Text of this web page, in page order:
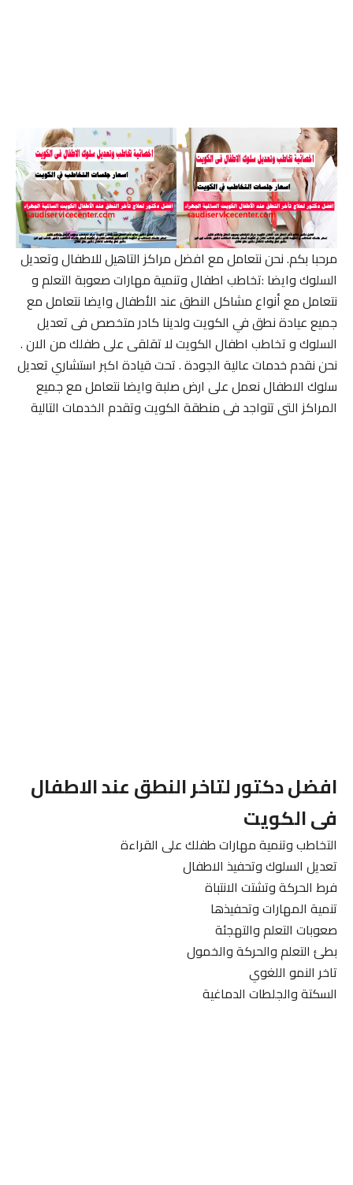
مرحبا بكم. نحن نتعامل مع افضل مراكز التاهيل للاطفال وتعديل
السلوك وايضا :تخاطب اطفال وتنمية مهارات صعوبة التعلم و
نتعامل مع أنواع مشاكل النطق عند الأطفال وايضا نتعامل مع
جميع عيادة نطق في الكويت ولدينا كادر متخصص فى تعديل
السلوك و تخاطب اطفال الكويت لا تقلقى على طفلك من الان .
نحن نقدم خدمات عالية الجودة . تحت قيادة اكبر استشاري تعديل
سلوك الاطفال نعمل على ارض صلبة وايضا نتعامل مع جميع
المراكز التى تتواجد فى منطقة الكويت وتقدم الخدمات التالية
افضل دكتور لتاخر النطق عند الاطفال
فى الكويت
التخاطب وتنمية مهارات طفلك على القراءة
تعديل السلوك وتحفيذ الاطفال
فرط الحركة وتشتت الانتباة
تنمية المهارات وتحفيذها
صعوبات التعلم والتهجئة
بطئ التعلم والحركة والخمول
تاخر النمو اللغوي
السكتة والجلطات الدماغية